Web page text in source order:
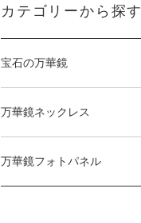
カテゴリーから探す
宝石の万華鏡
万華鏡ネックレス
万華鏡フォトパネル